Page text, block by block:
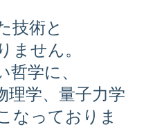
技術と
ません。
学に、
理学、量子力学
なっておりま